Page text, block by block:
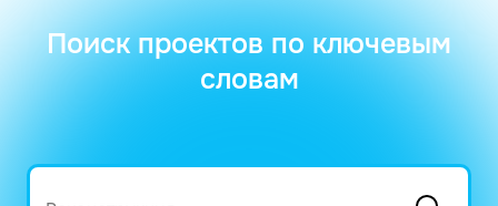
Поиск проектов по ключевым
словам